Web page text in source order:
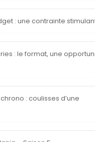
: une contrainte
: le format, une
: coulisses d’une